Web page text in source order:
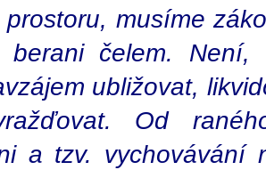
musíme
berani čelem.
ubližovat,
Od
a tzv. vychovávání